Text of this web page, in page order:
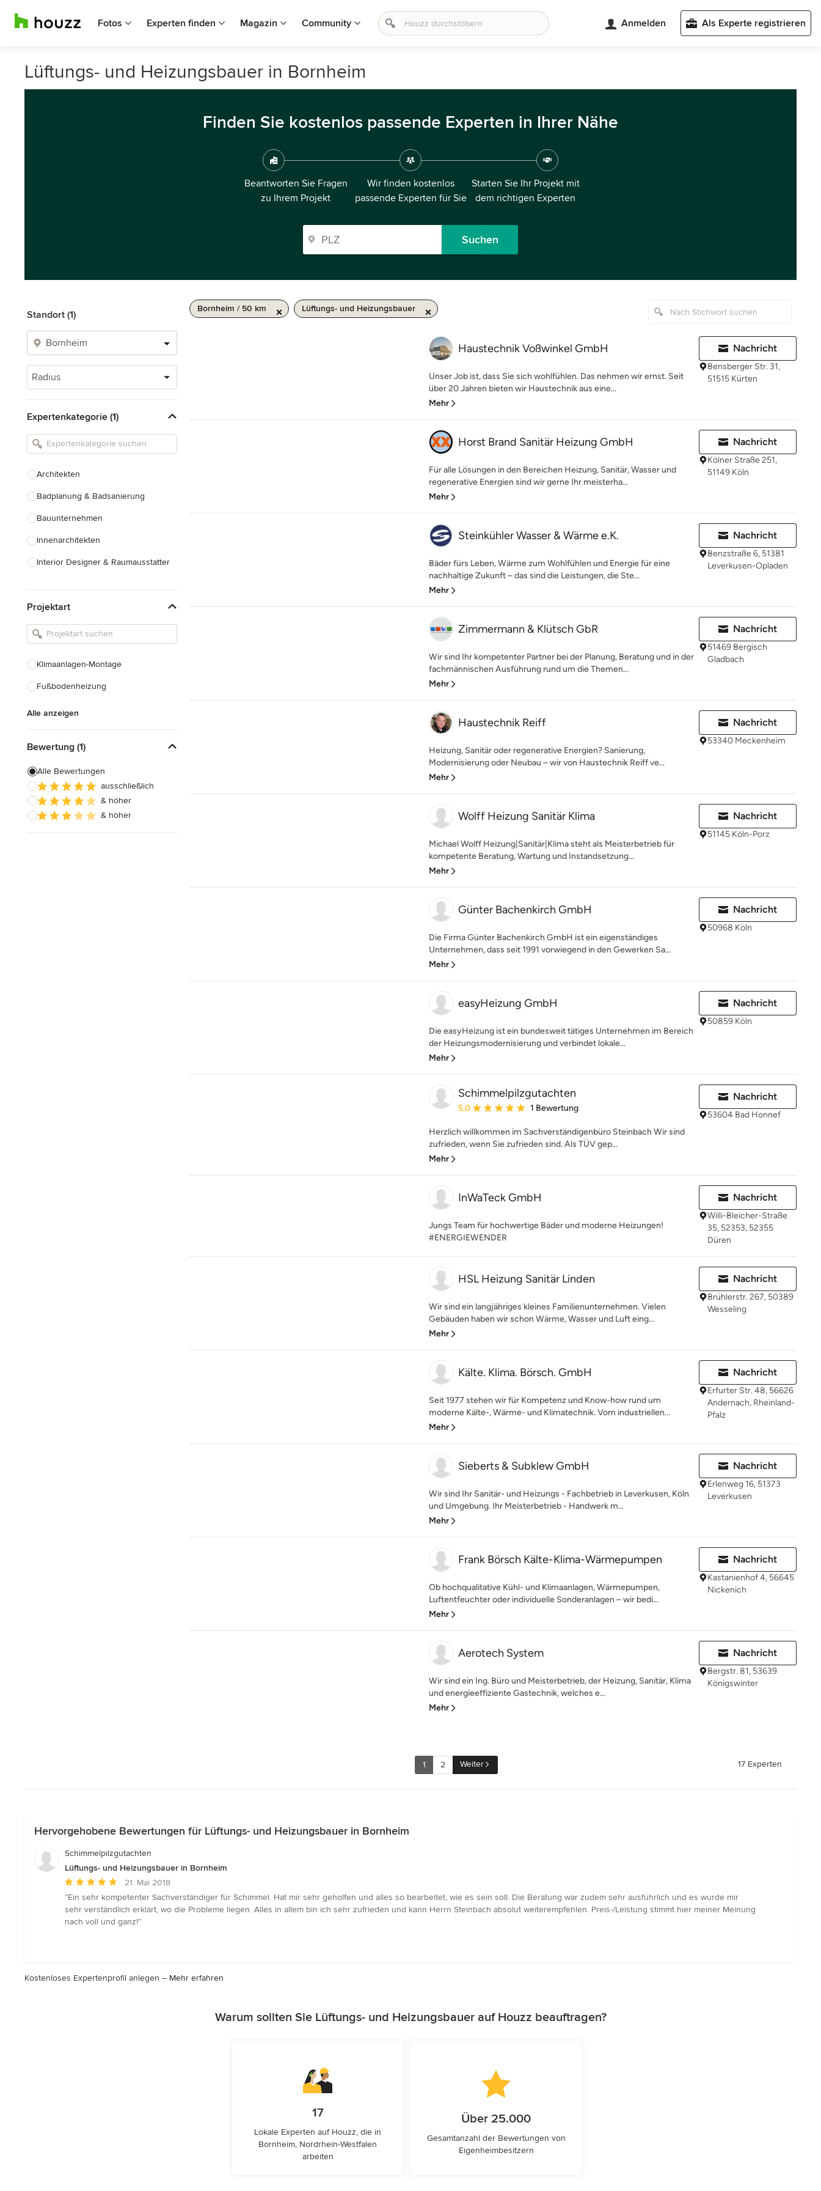
Fotos Experten finden Magazin Community Anmelden Als Experte registrieren
Lüftungs- und Heizungsbauer in Bornheim
Finden Sie kostenlos passende Experten in Ihrer Nähe
Beantworten Sie Fragen
zu Ihrem Projekt
Wir finden kostenlos
passende Experten für Sie
Starten Sie Ihr Projekt mit
dem richtigen Experten
Suchen
Standort (1)
Radius
Expertenkategorie (1)
Architekten
Badplanung & Badsanierung
Bauunternehmen
Innenarchitekten
Interior Designer & Raumausstatter
Landschaftsarchitekten
Armaturen & Sanitärbedarf
Einbauschränke
Projektart
Klimaanlagen-Montage
Fußbodenheizung
Alle anzeigen
Bewertung (1)
Alle Bewertungen
ausschließlich
& höher
& höher
Bornheim / 50 km Lüftungs- und Heizungsbauer
Haustechnik Voßwinkel GmbH
Unser Job ist, dass Sie sich wohlfühlen. Das nehmen wir ernst. Seit
über 20 Jahren bieten wir Haustechnik aus eine...
Mehr
Nachricht
Bensberger Str. 31,
51515 Kürten
Horst Brand Sanitär Heizung GmbH
Für alle Lösungen in den Bereichen Heizung, Sanitär, Wasser und
regenerative Energien sind wir gerne Ihr meisterha...
Mehr
Nachricht
Kölner Straße 251,
51149 Köln
Steinkühler Wasser & Wärme e.K.
Bäder fürs Leben, Wärme zum Wohlfühlen und Energie für eine
nachhaltige Zukunft – das sind die Leistungen, die Ste...
Mehr
Nachricht
Benzstraße 6, 51381
Leverkusen-Opladen
Zimmermann & Klütsch GbR
Wir sind Ihr kompetenter Partner bei der Planung, Beratung und in der
fachmännischen Ausführung rund um die Themen...
Mehr
Nachricht
51469 Bergisch
Gladbach
Haustechnik Reiff
Heizung, Sanitär oder regenerative Energien? Sanierung,
Modernisierung oder Neubau – wir von Haustechnik Reiff ve...
Mehr
Nachricht
53340 Meckenheim
Wolff Heizung Sanitär Klima
Michael Wolff Heizung|Sanitär|Klima steht als Meisterbetrieb für
kompetente Beratung, Wartung und Instandsetzung...
Mehr
Nachricht
51145 Köln-Porz
Günter Bachenkirch GmbH
Die Firma Günter Bachenkirch GmbH ist ein eigenständiges
Unternehmen, dass seit 1991 vorwiegend in den Gewerken Sa...
Mehr
Nachricht
50968 Köln
easyHeizung GmbH
Die easyHeizung ist ein bundesweit tätiges Unternehmen im Bereich
der Heizungsmodernisierung und verbindet lokale...
Mehr
Nachricht
50859 Köln
Schimmelpilzgutachten
Durchschnittliche Bewertung: 5 von 5 Sternen
5,0 1 Bewertung
Herzlich willkommen im Sachverständigenbüro Steinbach Wir sind
zufrieden, wenn Sie zufrieden sind. Als TÜV gep...
Mehr
Nachricht
53604 Bad Honnef
InWaTeck GmbH
Jungs Team für hochwertige Bäder und moderne Heizungen!
#ENERGIEWENDER
Nachricht
Willi-Bleicher-Straße
35, 52353, 52355
Düren
HSL Heizung Sanitär Linden
Wir sind ein langjähriges kleines Familienunternehmen. Vielen
Gebäuden haben wir schon Wärme, Wasser und Luft eing...
Mehr
Nachricht
Brühlerstr. 267, 50389
Wesseling
Kälte. Klima. Börsch. GmbH
Seit 1977 stehen wir für Kompetenz und Know-how rund um
moderne Kälte-, Wärme- und Klimatechnik. Vom industriellen...
Mehr
Nachricht
Erfurter Str. 48, 56626
Andernach, Rheinland-
Pfalz
Sieberts & Subklew GmbH
Wir sind Ihr Sanitär- und Heizungs - Fachbetrieb in Leverkusen, Köln
und Umgebung. Ihr Meisterbetrieb - Handwerk m...
Mehr
Nachricht
Erlenweg 16, 51373
Leverkusen
Frank Börsch Kälte-Klima-Wärmepumpen
Ob hochqualitative Kühl- und Klimaanlagen, Wärmepumpen,
Luftentfeuchter oder individuelle Sonderanlagen – wir bedi...
Mehr
Nachricht
Kastanienhof 4, 56645
Nickenich
Aerotech System
Wir sind ein Ing. Büro und Meisterbetrieb, der Heizung, Sanitär, Klima
und energieeffiziente Gastechnik, welches e...
Mehr
Nachricht
Bergstr. 81, 53639
Königswinter
1 2 Weiter 17 Experten
Hervorgehobene Bewertungen für Lüftungs- und Heizungsbauer in Bornheim
Schimmelpilzgutachten
Lüftungs- und Heizungsbauer in Bornheim
Durchschnittliche
Bewertung:
5
von
21. Mai 2018
“Ein sehr kompetenter Sachverständiger für Schimmel. Hat mir sehr geholfen und alles so bearbeitet, wie es sein soll. Die Beratung war zudem sehr ausführlich und es wurde mir
sehr verständlich erklärt, wo die Probleme liegen. Alles in allem bin ich sehr zufrieden und kann Herrn Steinbach absolut weiterempfehlen. Preis-/Leistung stimmt hier meiner Meinung
nach voll und ganz!”
Kostenloses Expertenprofil anlegen – Mehr erfahren
Warum sollten Sie Lüftungs- und Heizungsbauer auf Houzz beauftragen?
17
Lokale Experten auf Houzz, die in
Bornheim, Nordrhein-Westfalen
arbeiten
Über 25.000
Gesamtanzahl der Bewertungen von
Eigenheimbesitzern